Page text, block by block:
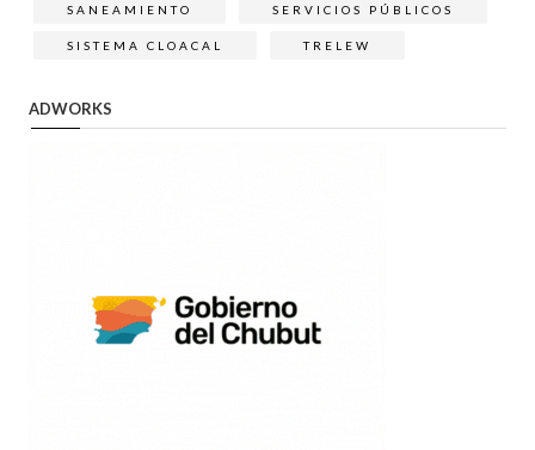
SANEAMIENTO SERVICIOS PÚBLICOS
SISTEMA CLOACAL TRELEW
ADWORKS